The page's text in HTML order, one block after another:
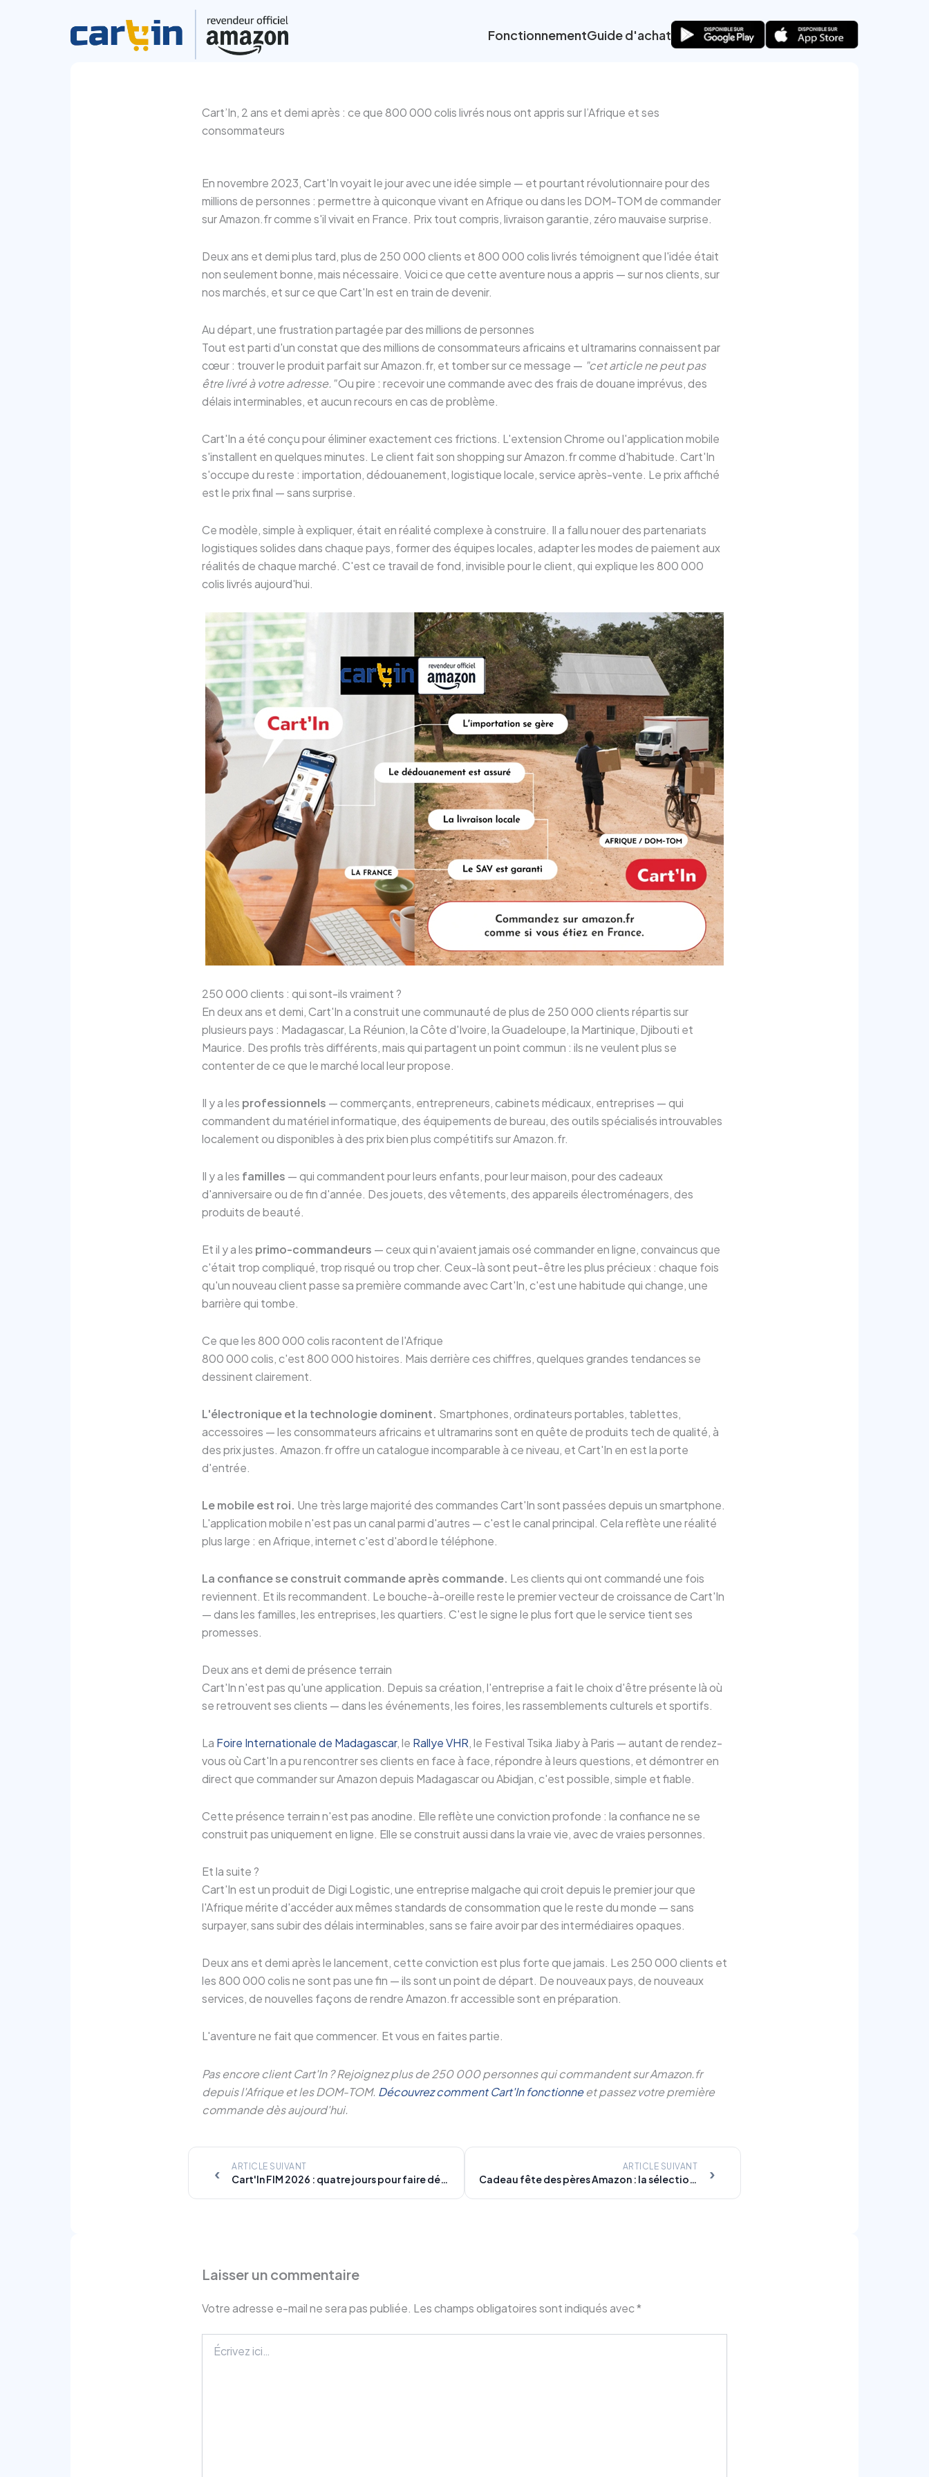
FonctionnementGuide d'achat
Cart’In, 2 ans et demi après : ce que 800 000 colis livrés nous ont appris sur l’Afrique et ses
consommateurs
En novembre 2023, Cart'In voyait le jour avec une idée simple — et pourtant révolutionnaire pour des
millions de personnes : permettre à quiconque vivant en Afrique ou dans les DOM-TOM de commander
sur Amazon.fr comme s'il vivait en France. Prix tout compris, livraison garantie, zéro mauvaise surprise.
Deux ans et demi plus tard, plus de 250 000 clients et 800 000 colis livrés témoignent que l'idée était
non seulement bonne, mais nécessaire. Voici ce que cette aventure nous a appris — sur nos clients, sur
nos marchés, et sur ce que Cart'In est en train de devenir.
Au départ, une frustration partagée par des millions de personnes
Tout est parti d'un constat que des millions de consommateurs africains et ultramarins connaissent par
cœur : trouver le produit parfait sur Amazon.fr, et tomber sur ce message — "cet article ne peut pas
être livré à votre adresse."Ou pire : recevoir une commande avec des frais de douane imprévus, des
délais interminables, et aucun recours en cas de problème.
Cart'In a été conçu pour éliminer exactement ces frictions. L'extension Chrome ou l'application mobile
s'installent en quelques minutes. Le client fait son shopping sur Amazon.fr comme d'habitude. Cart'In
s'occupe du reste : importation, dédouanement, logistique locale, service après-vente. Le prix affiché
est le prix final — sans surprise.
Ce modèle, simple à expliquer, était en réalité complexe à construire. Il a fallu nouer des partenariats
logistiques solides dans chaque pays, former des équipes locales, adapter les modes de paiement aux
réalités de chaque marché. C'est ce travail de fond, invisible pour le client, qui explique les 800 000
colis livrés aujourd'hui.
250 000 clients : qui sont-ils vraiment ?
En deux ans et demi, Cart'In a construit une communauté de plus de 250 000 clients répartis sur
plusieurs pays : Madagascar, La Réunion, la Côte d'Ivoire, la Guadeloupe, la Martinique, Djibouti et
Maurice. Des profils très différents, mais qui partagent un point commun : ils ne veulent plus se
contenter de ce que le marché local leur propose.
Il y a les professionnels — commerçants, entrepreneurs, cabinets médicaux, entreprises — qui
commandent du matériel informatique, des équipements de bureau, des outils spécialisés introuvables
localement ou disponibles à des prix bien plus compétitifs sur Amazon.fr.
Il y a les familles — qui commandent pour leurs enfants, pour leur maison, pour des cadeaux
d'anniversaire ou de fin d'année. Des jouets, des vêtements, des appareils électroménagers, des
produits de beauté.
Et il y a les primo-commandeurs — ceux qui n'avaient jamais osé commander en ligne, convaincus que
c'était trop compliqué, trop risqué ou trop cher. Ceux-là sont peut-être les plus précieux : chaque fois
qu'un nouveau client passe sa première commande avec Cart'In, c'est une habitude qui change, une
barrière qui tombe.
Ce que les 800 000 colis racontent de l'Afrique
800 000 colis, c'est 800 000 histoires. Mais derrière ces chiffres, quelques grandes tendances se
dessinent clairement.
L'électronique et la technologie dominent. Smartphones, ordinateurs portables, tablettes,
accessoires — les consommateurs africains et ultramarins sont en quête de produits tech de qualité, à
des prix justes. Amazon.fr offre un catalogue incomparable à ce niveau, et Cart'In en est la porte
d'entrée.
Le mobile est roi. Une très large majorité des commandes Cart'In sont passées depuis un smartphone.
L'application mobile n'est pas un canal parmi d'autres — c'est le canal principal. Cela reflète une réalité
plus large : en Afrique, internet c'est d'abord le téléphone.
La confiance se construit commande après commande. Les clients qui ont commandé une fois
reviennent. Et ils recommandent. Le bouche-à-oreille reste le premier vecteur de croissance de Cart'In
— dans les familles, les entreprises, les quartiers. C'est le signe le plus fort que le service tient ses
promesses.
Deux ans et demi de présence terrain
Cart'In n'est pas qu'une application. Depuis sa création, l'entreprise a fait le choix d'être présente là où
se retrouvent ses clients — dans les événements, les foires, les rassemblements culturels et sportifs.
La Foire Internationale de Madagascar, le Rallye VHR, le Festival Tsika Jiaby à Paris — autant de rendez-
vous où Cart'In a pu rencontrer ses clients en face à face, répondre à leurs questions, et démontrer en
direct que commander sur Amazon depuis Madagascar ou Abidjan, c'est possible, simple et fiable.
Cette présence terrain n'est pas anodine. Elle reflète une conviction profonde : la confiance ne se
construit pas uniquement en ligne. Elle se construit aussi dans la vraie vie, avec de vraies personnes.
Et la suite ?
Cart'In est un produit de Digi Logistic, une entreprise malgache qui croit depuis le premier jour que
l'Afrique mérite d'accéder aux mêmes standards de consommation que le reste du monde — sans
surpayer, sans subir des délais interminables, sans se faire avoir par des intermédiaires opaques.
Deux ans et demi après le lancement, cette conviction est plus forte que jamais. Les 250 000 clients et
les 800 000 colis ne sont pas une fin — ils sont un point de départ. De nouveaux pays, de nouveaux
services, de nouvelles façons de rendre Amazon.fr accessible sont en préparation.
L'aventure ne fait que commencer. Et vous en faites partie.
Pas encore client Cart'In ? Rejoignez plus de 250 000 personnes qui commandent sur Amazon.fr
depuis l'Afrique et les DOM-TOM. Découvrez comment Cart'In fonctionneet passez votre première
commande dès aujourd'hui.
‹ ARTICLE SUIVANT
Cart'In FIM 2026 : quatre jours pour faire découvrir Amazon à Madagascar
ARTICLE SUIVANT
Cadeau fête des pères Amazon : la sélection 2026 par profil de papa ›
Laisser un commentaire
Votre adresse e-mail ne sera pas publiée. Les champs obligatoires sont indiqués avec*
ici…